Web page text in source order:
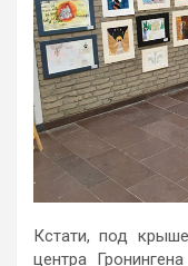
Кстати, под
центра